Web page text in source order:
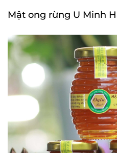
Mật ong rừng U Minh